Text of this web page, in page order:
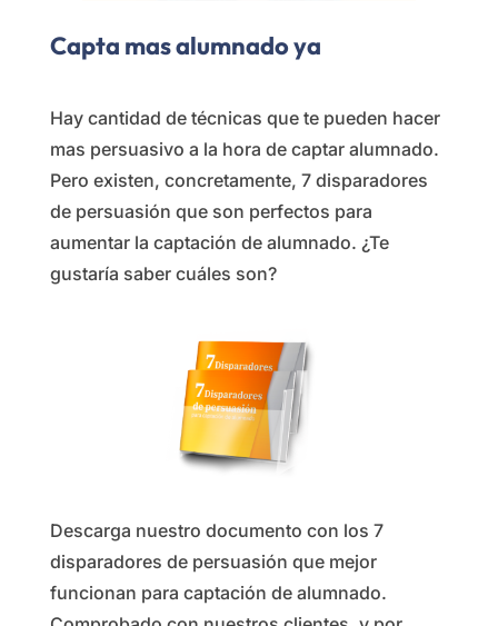
Capta mas alumnado ya
Hay cantidad de técnicas que te pueden hacer
mas persuasivo a la hora de captar alumnado.
Pero existen, concretamente, 7 disparadores
de persuasión que son perfectos para
aumentar la captación de alumnado. ¿Te
gustaría saber cuáles son?
Descarga nuestro documento con los 7
disparadores de persuasión que mejor
funcionan para captación de alumnado.